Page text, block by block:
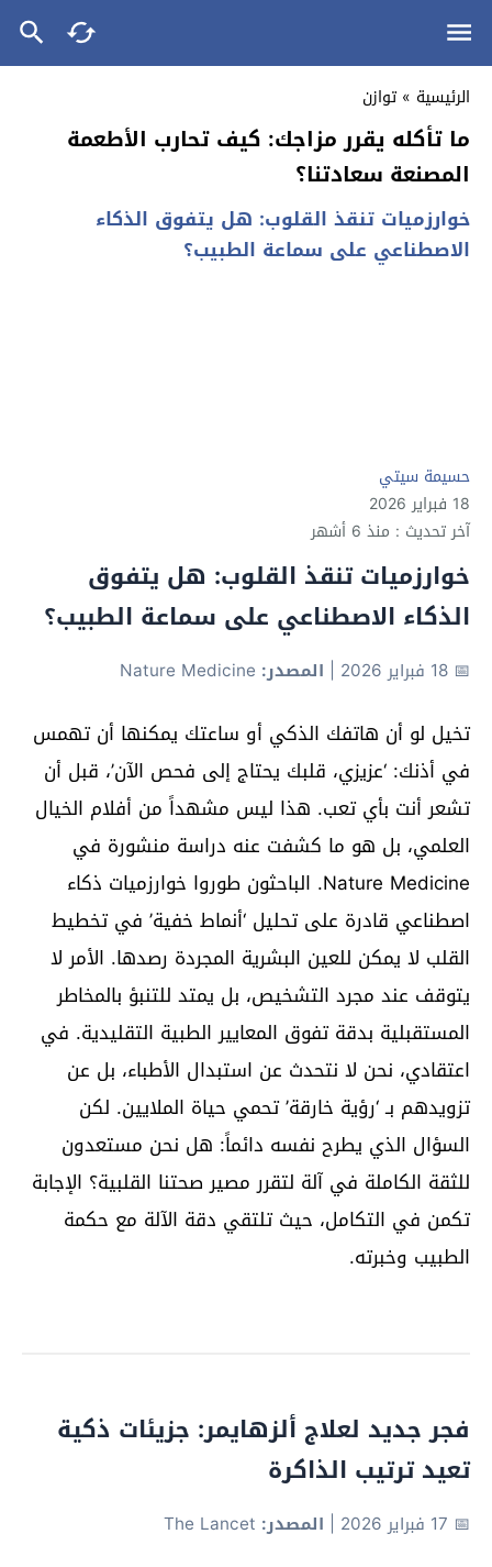
الرئيسية » توازن
ما تأكله يقرر مزاجك: كيف تحارب الأطعمة
المصنعة سعادتنا؟
خوارزميات تنقذ القلوب: هل يتفوق الذكاء
الاصطناعي على سماعة الطبيب؟
حسيمة سيتي
18 فبراير 2026
آخر تحديث : منذ 6 أشهر
خوارزميات تنقذ القلوب: هل يتفوق
الذكاء الاصطناعي على سماعة الطبيب؟
📅 18 فبراير 2026 | المصدر:
تخيل لو أن هاتفك الذكي أو ساعتك يمكنها أن تهمس
في أذنك: ‘عزيزي، قلبك يحتاج إلى فحص الآن’، قبل أن
تشعر أنت بأي تعب. هذا ليس مشهداً من أفلام الخيال
العلمي، بل هو ما كشفت عنه دراسة منشورة في
Nature Medicine. الباحثون طوروا خوارزميات ذكاء
اصطناعي قادرة على تحليل ‘أنماط خفية’ في تخطيط
القلب لا يمكن للعين البشرية المجردة رصدها. الأمر لا
يتوقف عند مجرد التشخيص، بل يمتد للتنبؤ بالمخاطر
المستقبلية بدقة تفوق المعايير الطبية التقليدية. في
اعتقادي، نحن لا نتحدث عن استبدال الأطباء، بل عن
تزويدهم بـ ‘رؤية خارقة’ تحمي حياة الملايين. لكن
السؤال الذي يطرح نفسه دائماً: هل نحن مستعدون
للثقة الكاملة في آلة لتقرر مصير صحتنا القلبية؟ الإجابة
تكمن في التكامل، حيث تلتقي دقة الآلة مع حكمة
الطبيب وخبرته.
فجر جديد لعلاج ألزهايمر: جزيئات ذكية
تعيد ترتيب الذاكرة
📅 17 فبراير 2026 | المصدر: